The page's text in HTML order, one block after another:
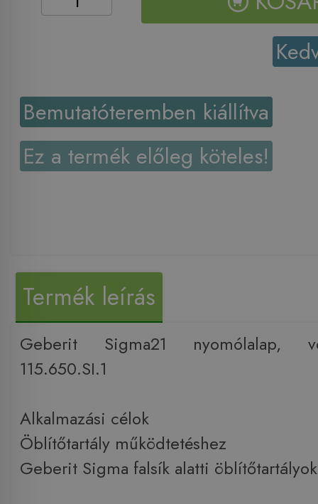
Bemutatóteremben kiállítva
Ez a termék előleg köteles!
Termék leírás
Geberit Sigma21 nyomólalap,
115.650.SI.1
Alkalmazási célok
Öblítőtartály működtetéshez
Geberit Sigma falsík alatti